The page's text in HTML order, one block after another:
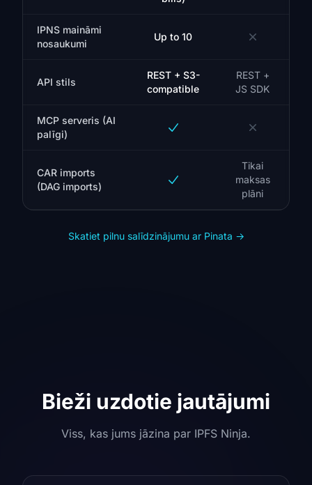
IPNS maināmi
nosaukumi
Up to 10
API stils
REST + S3-
compatible
REST +
JS SDK
MCP serveris (AI
palīgi)
CAR imports
(DAG imports)
Tikai
maksas
plāni
Skatiet pilnu salīdzinājumu ar Pinata →
Bieži uzdotie jautājumi
Viss, kas jums jāzina par IPFS Ninja.